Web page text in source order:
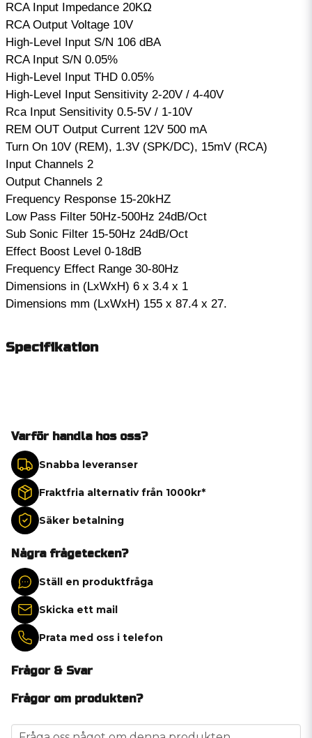
RCA Input Impedance 20KΩ
RCA Output Voltage 10V
High-Level Input S/N 106 dBA
RCA Input S/N 0.05%
High-Level Input THD 0.05%
High-Level Input Sensitivity 2-20V / 4-40V
Rca Input Sensitivity 0.5-5V / 1-10V
REM OUT Output Current 12V 500 mA
Turn On 10V (REM), 1.3V (SPK/DC), 15mV (RCA)
Input Channels 2
Output Channels 2
Frequency Response 15-20kHZ
Low Pass Filter 50Hz-500Hz 24dB/Oct
Sub Sonic Filter 15-50Hz 24dB/Oct
Effect Boost Level 0-18dB
Frequency Effect Range 30-80Hz
Dimensions in (LxWxH) 6 x 3.4 x 1
Dimensions mm (LxWxH) 155 x 87.4 x 27.
Specifikation
Varför handla hos oss?
Snabba leveranser
Fraktfria alternativ från 1000kr*
Säker betalning
Några frågetecken?
Ställ en produktfråga
Skicka ett mail
Prata med oss i telefon
Frågor & Svar
Frågor om produkten?
question